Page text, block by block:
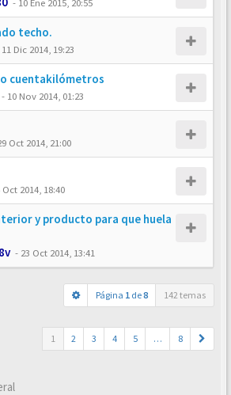
techo.
11 Dic 2014, 19:23
cuentakilómetros
- 10 Nov 2014, 01:23
Oct 2014, 21:00
Oct 2014, 18:40
y producto para que huela
- 23 Oct 2014, 13:41
Página 1 de8 142 temas
1 2 3 4 5 … 8